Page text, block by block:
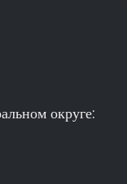
округе: